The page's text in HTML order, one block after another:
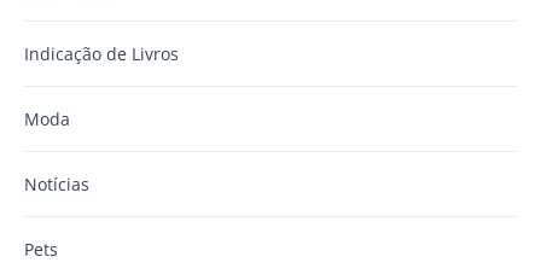
Indicação de Livros
Moda
Notícias
Pets